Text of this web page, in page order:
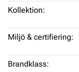
Kollektion:
Miljö & certifiering:
Brandklass: